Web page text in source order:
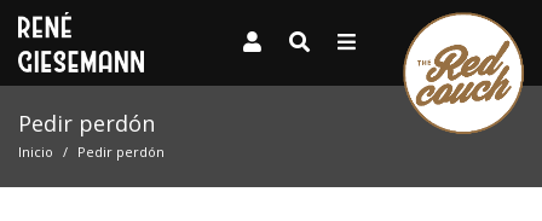
Pedir perdón
Inicio Pedir perdón